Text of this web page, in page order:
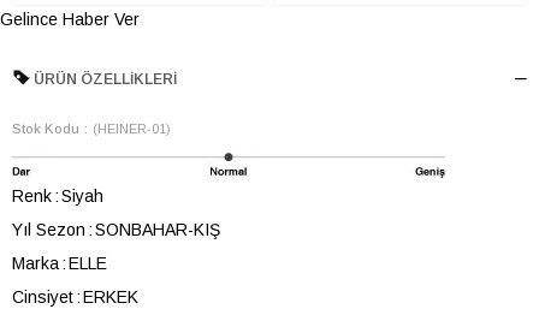
Gelince Haber Ver
ÜRÜN ÖZELLIKLERI
Stok Kodu (HEINER-01)
Renk Siyah
Yıl Sezon SONBAHAR-KIŞ
Marka ELLE
Cinsiyet ERKEK